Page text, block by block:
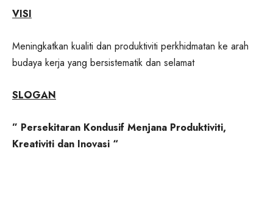
VISI
Meningkatkan kualiti dan produktiviti perkhidmatan ke arah
budaya kerja yang bersistematik dan selamat
SLOGAN
” Persekitaran Kondusif Menjana Produktiviti,
Kreativiti dan Inovasi “